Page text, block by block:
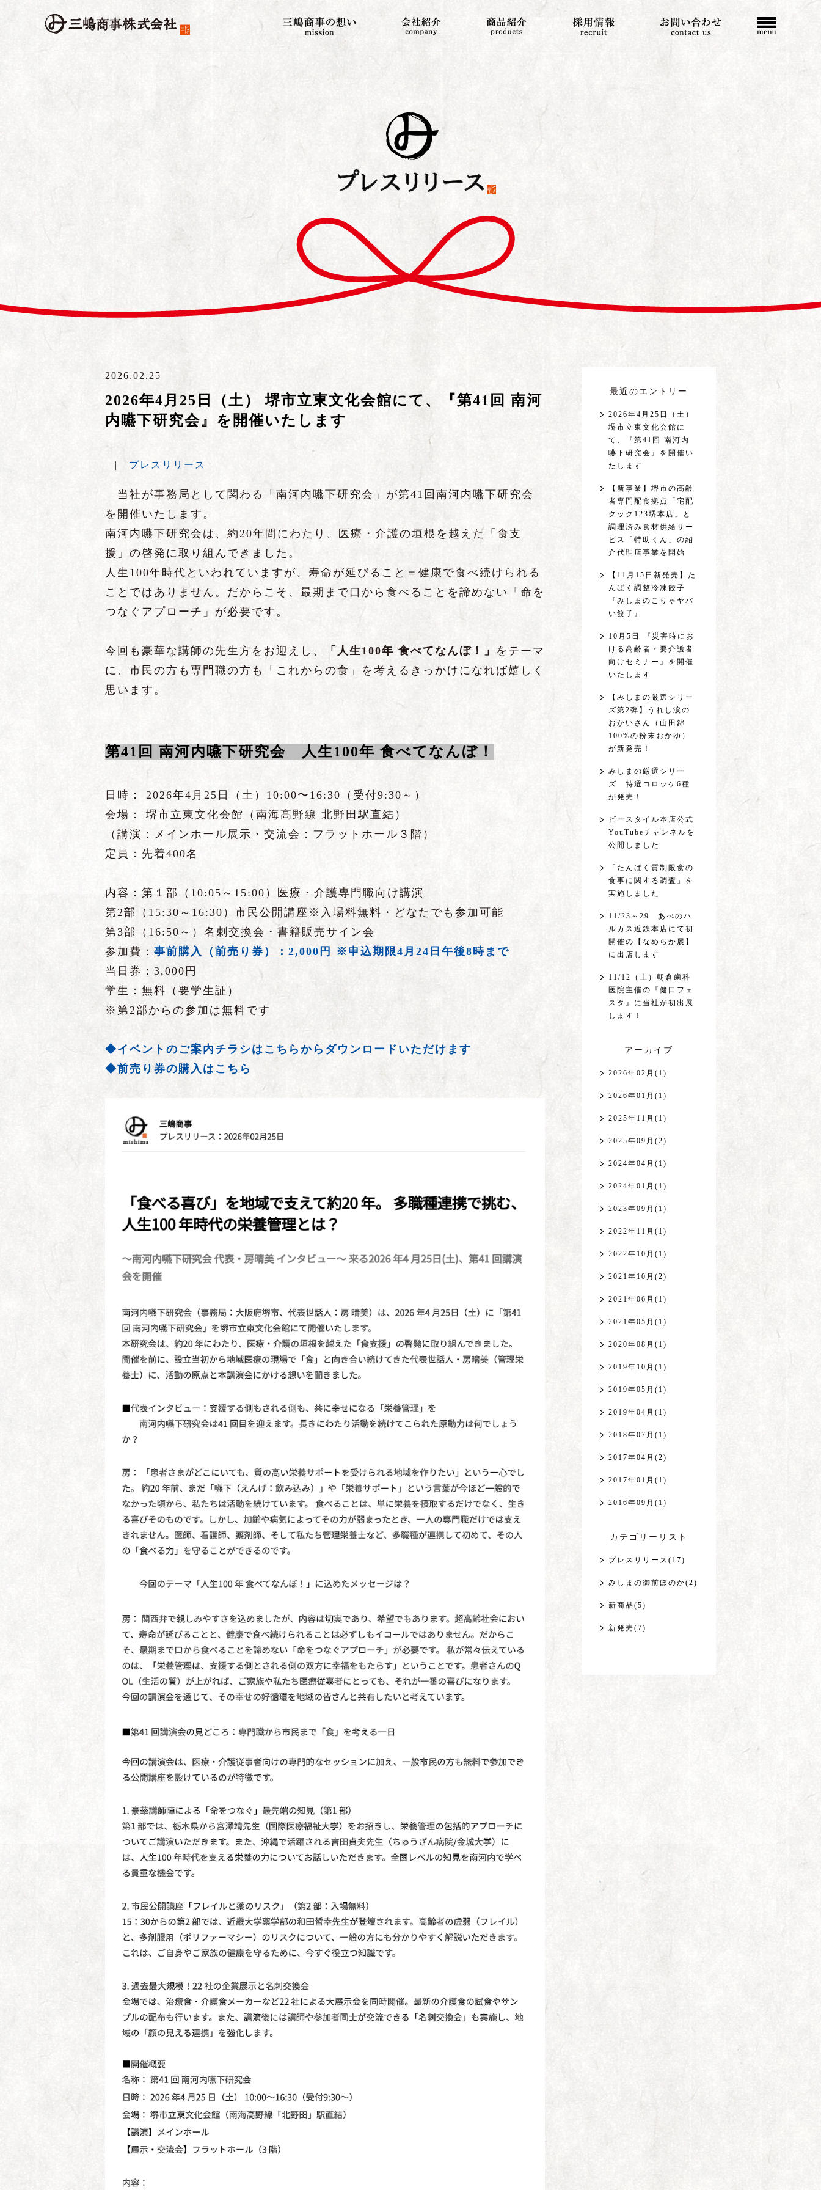
2026.02.25
2026年4月25日（土） 堺市立東文化会館にて、『第41回 南河
内嚥下研究会』を開催いたします
| プレスリリース
当社が事務局として関わる「南河内嚥下研究会」が第41回南河内嚥下研究会
を開催いたします。
南河内嚥下研究会は、約20年間にわたり、医療・介護の垣根を越えた「食支
援」の啓発に取り組んできました。
人生100年時代といわれていますが、寿命が延びること＝健康で食べ続けられる
ことではありません。だからこそ、最期まで口から食べることを諦めない「命を
つなぐアプローチ」が必要です。
今回も豪華な講師の先生方をお迎えし、 「人生100年 食べてなんぼ！」 をテーマ
に、市民の方も専門職の方も「これからの食」を考えるきっかけになれば嬉しく
思います。
第41回 南河内嚥下研究会 人生100年 食べてなんぼ！
日時： 2026年4月25日（土）10:00〜16:30（受付9:30～）
会場： 堺市立東文化会館（南海高野線 北野田駅直結）
（講演：メインホール展示・交流会：フラットホール３階）
定員：先着400名
内容：第１部（10:05～15:00）医療・介護専門職向け講演
第2部（15:30～16:30）市民公開講座※入場料無料・どなたでも参加可能
第3部（16:50～）名刺交換会・書籍販売サイン会
参加費： 事前購入（前売り券）：2,000円 ※申込期限4月24日午後8時まで
当日券：3,000円
学生：無料（要学生証）
※第2部からの参加は無料です
◆イベントのご案内チラシはこちらからダウンロードいただけます
◆前売り券の購入はこちら
最近のエントリー
2026年4月25日（土）
堺市立東文化会館に
て、『第41回 南河内
嚥下研究会』を開催い
たします
【新事業】堺市の高齢
者専門配食拠点「宅配
クック123堺本店」と
調理済み食材供給サー
ビス「特助くん」の紹
介代理店事業を開始
【11月15日新発売】た
んぱく調整冷凍餃子
『みしまのこりゃヤバ
い餃子』
10月5日 『災害時にお
ける高齢者・要介護者
向けセミナー』を開催
いたします
【みしまの厳選シリー
ズ第2弾】うれし涙の
おかいさん（山田錦
100%の粉末おかゆ）
が新発売！
みしまの厳選シリー
ズ 特選コロッケ6種
が発売！
ビースタイル本店公式
YouTubeチャンネルを
公開しました
「たんぱく質制限食の
食事に関する調査」を
実施しました
11/23～29 あべのハ
ルカス近鉄本店にて初
開催の【なめらか展】
に出店します
11/12（土）朝倉歯科
医院主催の『健口フェ
スタ』に当社が初出展
します！
アーカイブ
2026年02月(1)
2026年01月(1)
2025年11月(1)
2025年09月(2)
2024年04月(1)
2024年01月(1)
2023年09月(1)
2022年11月(1)
2022年10月(1)
2021年10月(2)
2021年06月(1)
2021年05月(1)
2020年08月(1)
2019年10月(1)
2019年05月(1)
2019年04月(1)
2018年07月(1)
2017年04月(2)
2017年01月(1)
2016年09月(1)
カテゴリーリスト
プレスリリース(17)
みしまの御前ほのか(2)
新商品(5)
新発売(7)